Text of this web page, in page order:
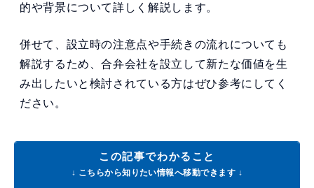
的や背景について詳しく解説します。
併せて、設立時の注意点や手続きの流れについても
解説するため、合弁会社を設立して新たな価値を生
み出したいと検討されている方はぜひ参考にしてく
ださい。
この記事でわかること
↓ こちらから知りたい情報へ移動できます ↓